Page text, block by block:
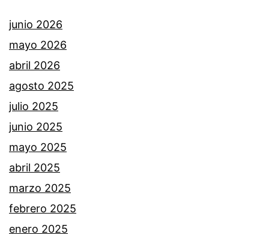
junio 2026
mayo 2026
abril 2026
agosto 2025
julio 2025
junio 2025
mayo 2025
abril 2025
marzo 2025
febrero 2025
enero 2025